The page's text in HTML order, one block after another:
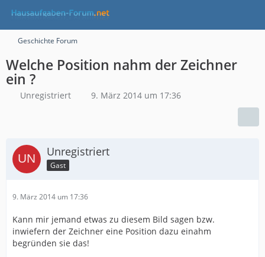
Geschichte Forum
Welche Position nahm der Zeichner
ein ?
Unregistriert 9. März 2014 um 17:36
Unregistriert
Gast
9. März 2014 um 17:36
Kann mir jemand etwas zu diesem Bild sagen bzw.
inwiefern der Zeichner eine Position dazu einahm
begründen sie das!